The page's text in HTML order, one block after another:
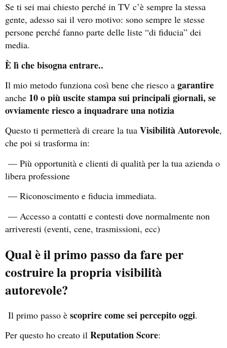
Se ti sei mai chiesto perché in TV c’è sempre la stessa
gente, adesso sai il vero motivo: sono sempre le stesse
persone perché fanno parte delle liste “di fiducia” dei
media.
È lì che bisogna entrare..
Il mio metodo funziona così bene che riesco a garantire
anche 10 o più uscite stampa sui principali giornali, se
ovviamente riesco a inquadrare una notizia
Questo ti permetterà di creare la tua Visibilità Autorevole,
che poi si trasforma in:
— Più opportunità e clienti di qualità per la tua azienda o
libera professione
— Riconoscimento e fiducia immediata.
— Accesso a contatti e contesti dove normalmente non
arriveresti (eventi, cene, trasmissioni, ecc)
Qual è il primo passo da fare per
costruire la propria visibilità
autorevole?
Il primo passo è scoprire come sei percepito oggi.
Per questo ho creato il Reputation Score: